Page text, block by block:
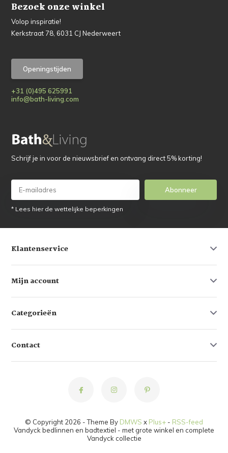
Bezoek onze winkel
Volop inspiratie!
Kerkstraat 78, 6031 CJ Nederweert
Openingstijden
+31 (0)495 625991
info@bath-living.com
Schrijf je in voor de nieuwsbrief en ontvang direct 5% korting!
Abonneer
* Lees hier de wettelijke beperkingen
Klantenservice
Mijn account
Categorieën
Contact
© Copyright 2026 - Theme By DMWS x Plus+ - RSS-feed
Vandyck bedlinnen en badtextiel - met grote winkel en complete
Vandyck collectie